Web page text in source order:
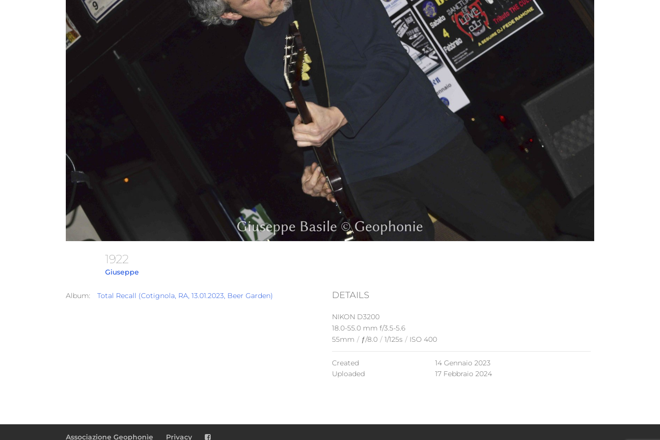
1922
Giuseppe
Album: Total Recall (Cotignola, RA, 13.01.2023, Beer Garden) DETAILS
NIKON D3200
18.0-55.0 mm f/3.5-5.6
55mm / ƒ/8.0 / 1/125s / ISO 400
Created
14 Gennaio 2023
Uploaded
17 Febbraio 2024
Associazione Geophonìe Privacy